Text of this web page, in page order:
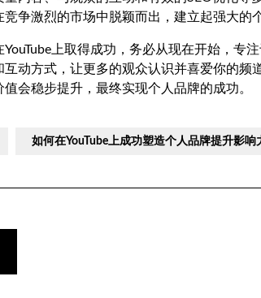
争激烈的市场中脱颖而出，建立起强大的
YouTube上取得成功，务必从现在开始，专
互动方式，让更多的观众认识并喜爱你的频
会稳步提升，最终实现个人品牌的成功。
如何在YouTube上成功塑造个人品牌提升影响